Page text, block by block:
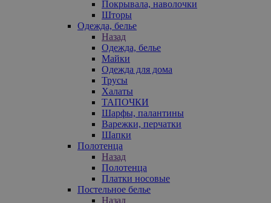
Покрывала, наволочки
Шторы
Одежда, белье
Назад
Одежда, белье
Майки
Одежда для дома
Трусы
Халаты
ТАПОЧКИ
Шарфы, палантины
Варежки, перчатки
Шапки
Полотенца
Назад
Полотенца
Платки носовые
Постельное белье
Назад